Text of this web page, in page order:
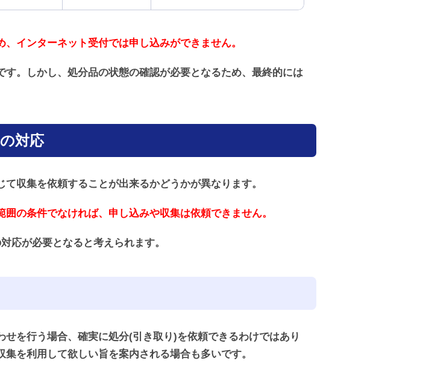
インターネット受付では申し込みができません。
。しかし、処分品の状態の確認が必要となるため、最終的には
対応
収集を依頼することが出来るかどうかが異なります。
の条件でなければ、申し込みや収集は依頼できません。
応が必要となると考えられます。
を行う場合、確実に処分(引き取り)を依頼できるわけではあり
を利用して欲しい旨を案内される場合も多いです。